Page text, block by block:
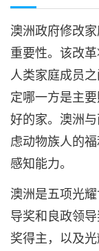
澳洲政府修改
重要性。该改
人类家庭成员
定哪一方是主
好的家。澳洲
虑动物族人的
感知能力。
澳洲是五项光
导奖和良政领
奖得主，以及